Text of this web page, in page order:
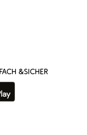
&SICHER